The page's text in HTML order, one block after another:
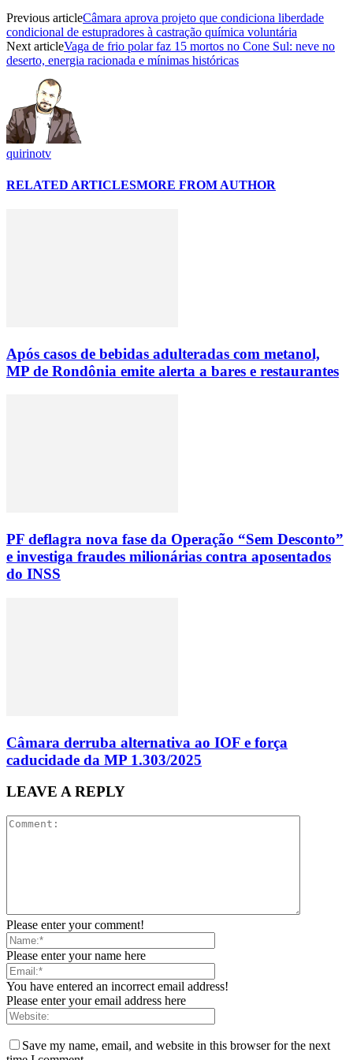
Previous articleCâmara aprova projeto que condiciona liberdade
condicional de estupradores à castração química voluntária
Next articleVaga de frio polar faz 15 mortos no Cone Sul: neve no
deserto, energia racionada e mínimas históricas
quirinotv
RELATED ARTICLESMORE FROM AUTHOR
Após casos de bebidas adulteradas com metanol,
MP de Rondônia emite alerta a bares e restaurantes
PF deflagra nova fase da Operação “Sem Desconto”
e investiga fraudes milionárias contra aposentados
do INSS
Câmara derruba alternativa ao IOF e força
caducidade da MP 1.303/2025
LEAVE A REPLY
Please enter your comment!
Please enter your name here
You have entered an incorrect email address!
Please enter your email address here
Save my name, email, and website in this browser for the next